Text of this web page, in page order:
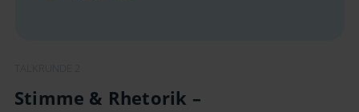
Stimme & Rhetorik –